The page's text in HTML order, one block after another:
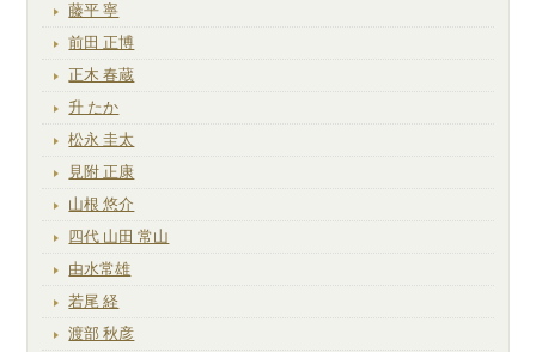
藤平 寧
前田 正博
正木 春蔵
升 たか
松永 圭太
見附 正康
山根 悠介
四代 山田 常山
由水常雄
若尾 経
渡部 秋彦